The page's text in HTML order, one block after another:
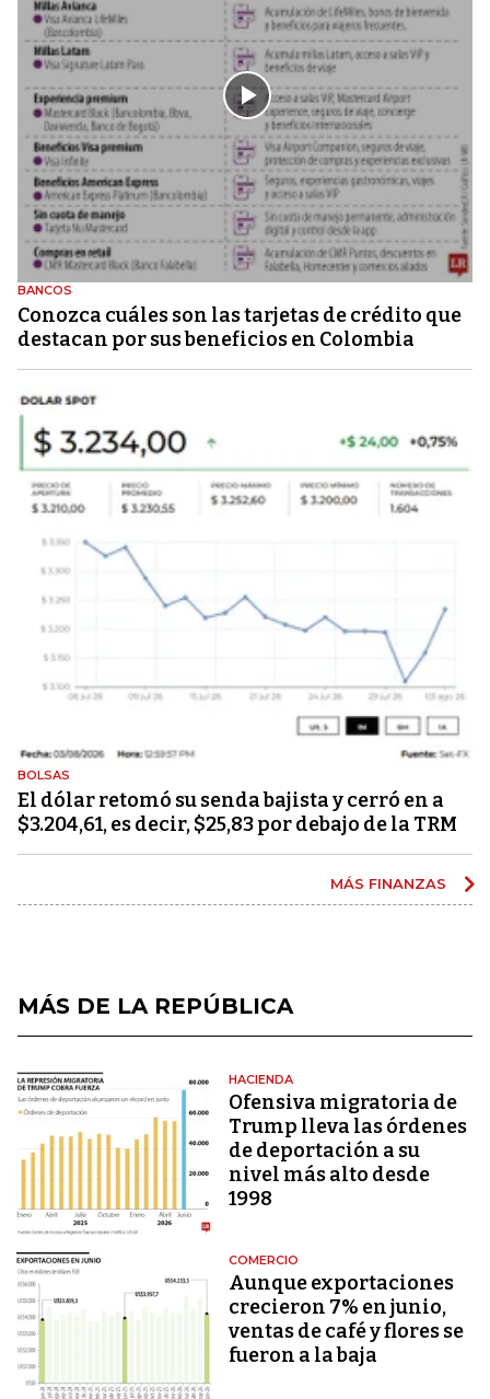
BANCOS
Conozca cuáles son las tarjetas de crédito que
destacan por sus beneficios en Colombia
BOLSAS
El dólar retomó su senda bajista y cerró en a
$3.204,61, es decir, $25,83 por debajo de la TRM
MÁS FINANZAS
MÁS DE LA REPÚBLICA
HACIENDA
Ofensiva migratoria de
Trump lleva las órdenes
de deportación a su
nivel más alto desde
1998
COMERCIO
Aunque exportaciones
crecieron 7% en junio,
ventas de café y flores se
fueron a la baja